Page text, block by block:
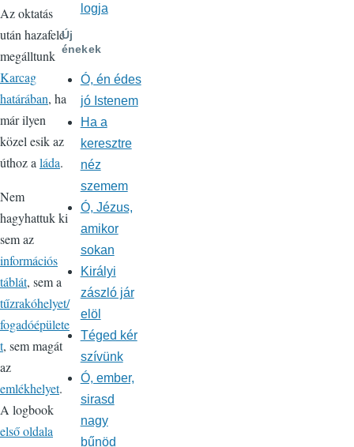
Az oktatás
után hazafelé
megálltunk
Karcag
határában, ha
már ilyen
közel esik az
úthoz aláda.
Nem
hagyhattuk ki
sem az
információs
táblát, sem a
tűzrakóhelyet/
fogadóépülete
t, sem magát
az
emlékhelyet.
A logbook
első oldala
logja
Új
énekek
Ó, én édes
jó Istenem
Ha a
keresztre
néz
szemem
Ó, Jézus,
amikor
sokan
Királyi
zászló jár
elöl
Téged kér
szívünk
Ó, ember,
sirasd
nagy
bűnöd